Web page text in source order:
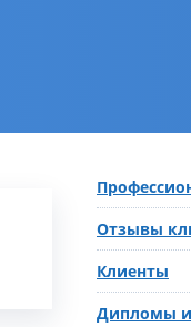
Битрикс24: облачная
Битрикс24:
Отзывы
Клиенты
Дипломы и